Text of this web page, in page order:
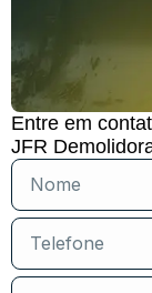
Entre em
JFR